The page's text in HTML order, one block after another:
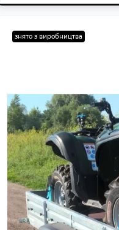
знято з виробництва